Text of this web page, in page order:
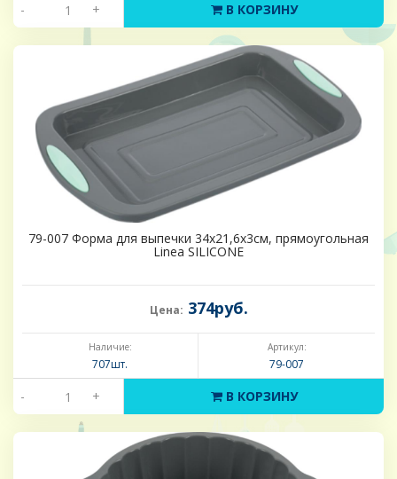
- + В КОРЗИНУ
79-007 Форма для выпечки 34х21,6х3см, прямоугольная
Linea SILICONE
Цена: 374руб.
Наличие:
707шт.
Артикул:
79-007
- + В КОРЗИНУ